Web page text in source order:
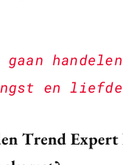
en liefde
Trend Expert